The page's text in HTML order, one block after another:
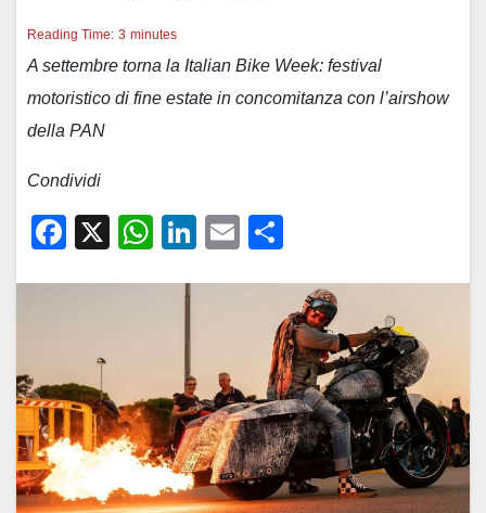
Reading Time: 3 minutes
A settembre torna la Italian Bike Week: festival
motoristico di fine estate in concomitanza con l’airshow
della PAN
Condividi
F
o
o
k
X
W
p
p
Li
dI
n
E
n
di
vi
di